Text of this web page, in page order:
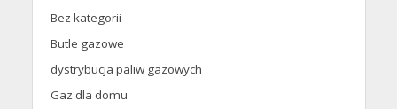
Bez kategorii
Butle gazowe
dystrybucja paliw gazowych
Gaz dla domu